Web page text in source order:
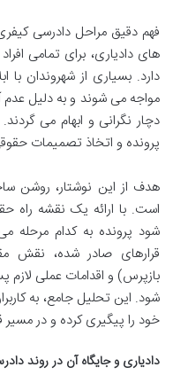
فهم دقیق مراحل دادرسی
های دادیاری، برای تمامی
دارد. بسیاری از شهروندان با
مواجه می شوند و به دلیل عدم
دچار نگرانی و ابهام می
پرونده و اتخاذ تصمیمات
هدف از این نوشتار، روشن
است. با ارائه یک نقشه
شود پرونده به کدام مرحله
قرارهای صادر شده، نقش
بازپرس) و اقدامات عملی
شود. این تحلیل جامع، به
خود را پیگیری کرده و در مسیر
دادیاری و جایگاه آن در روند